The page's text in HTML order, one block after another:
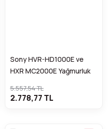
Sony HVR-HD1000E ve
HXR MC2000E Yağmurluk
5.557,54 TL
2.778,77 TL